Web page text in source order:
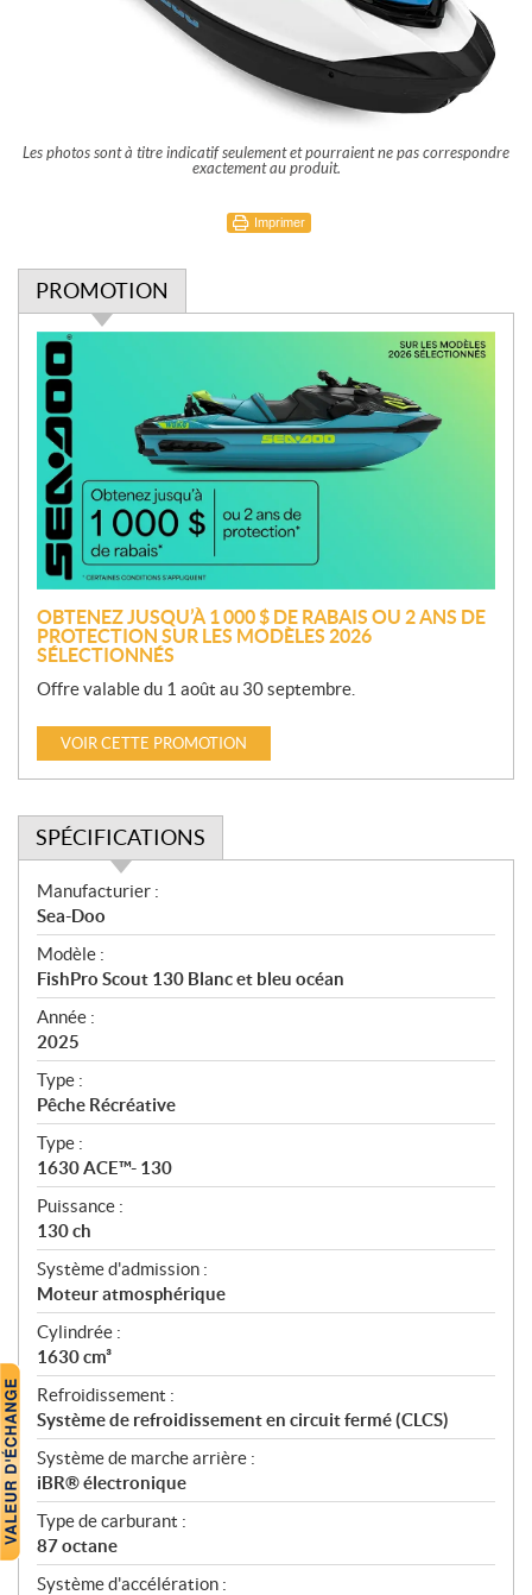
Les photos sont à titre indicatif seulement et pourraient ne pas correspondre
exactement au produit.
Imprimer
PROMOTION
P
r
m
o
n
OBTENEZ JUSQU’À 1 000 $ DE RABAIS OU 2 ANS DE
PROTECTION SUR LES MODÈLES 2026
SÉLECTIONNÉS
Offre valable du 1 août au 30 septembre.
VOIR CETTE PROMOTION
SPÉCIFICATIONS
S
p
é
c
i
f
i
c
a
t
i
o
n
s
Manufacturier :
Sea-Doo
Modèle :
FishPro Scout 130 Blanc et bleu océan
Année :
2025
Type :
Pêche Récréative
Type :
1630 ACE™- 130
Puissance :
130 ch
Système d'admission :
Moteur atmosphérique
Cylindrée :
1630 cm³
Refroidissement :
Système de refroidissement en circuit fermé (CLCS)
Système de marche arrière :
iBR® électronique
Type de carburant :
87 octane
Système d'accélération :